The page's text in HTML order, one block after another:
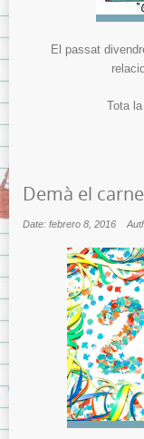
El passat
Tota
Demà el
Date: febrero 8, 2016